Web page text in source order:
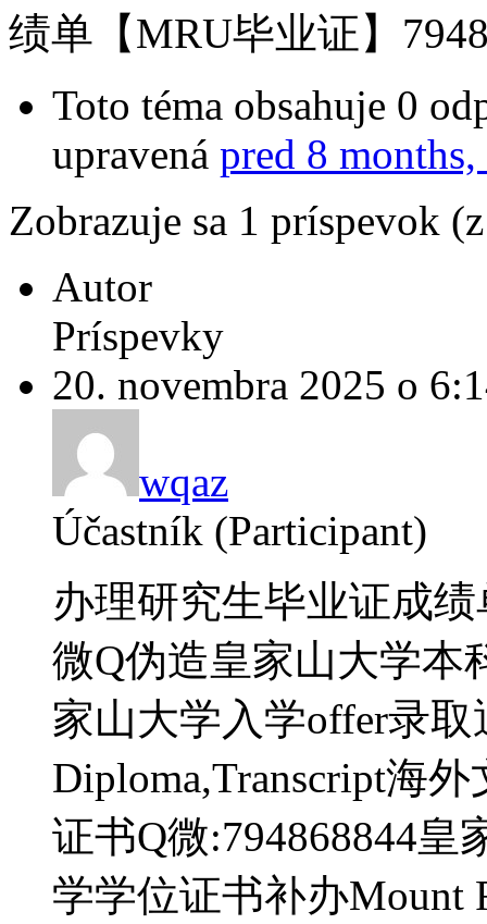
绩单【MRU毕业证】
Toto téma obsahuje 0
upravená pred 8 months,
Zobrazuje sa 1 príspevok
Autor
Príspevky
20. novembra 2025 o
wqaz
Účastník (Participant)
办理研究生毕业证成
微Q伪造皇家山大学本
家山大学入学offer录
Diploma,Transcript海
证书Q微:794868844
学学位证书补办Mount